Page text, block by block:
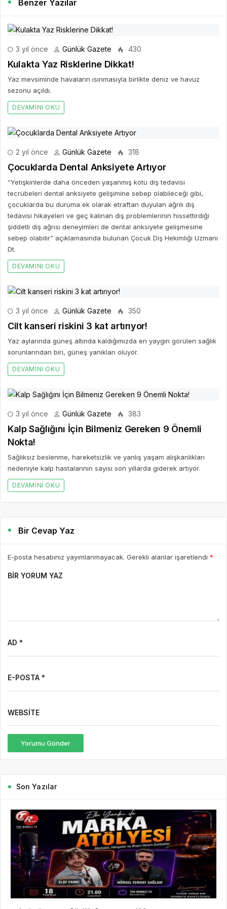
Benzer Yazılar
3 yıl önce Günlük Gazete 430
Kulakta Yaz Risklerine Dikkat!
Yaz mevsiminde havaların ısınmasıyla birlikte deniz ve havuz
sezonu açıldı.
DEVAMINI OKU
2 yıl önce Günlük Gazete 318
Çocuklarda Dental Anksiyete Artıyor
“Yetişkinlerde daha önceden yaşanmış kötü diş tedavisi
tecrübeleri dental anksiyete gelişimine sebep olabileceği gibi,
çocuklarda bu duruma ek olarak etraftan duyulan ağrılı diş
tedavisi hikayeleri ve geç kalınan diş problemlerinin hissettirdiği
şiddetli diş ağrısı deneyimleri de dental anksiyete gelişmesine
sebep olabilir” açıklamasında bulunan Çocuk Diş Hekimliği Uzmanı
Dt.
DEVAMINI OKU
3 yıl önce Günlük Gazete 350
Cilt kanseri riskini 3 kat artırıyor!
Yaz aylarında güneş altında kaldığımızda en yaygın görülen sağlık
sorunlarından biri, güneş yanıkları oluyor.
DEVAMINI OKU
3 yıl önce Günlük Gazete 383
Kalp Sağlığını İçin Bilmeniz Gereken 9 Önemli
Nokta!
Sağlıksız beslenme, hareketsizlik ve yanlış yaşam alışkanlıkları
nedeniyle kalp hastalarının sayısı son yıllarda giderek artıyor.
DEVAMINI OKU
Bir Cevap Yaz
E-posta hesabınız yayımlanmayacak. Gerekli alanlar işaretlendi *
BIR YORUM YAZ
AD *
E-POSTA *
WEBSITE
Yorumu Gönder
Son Yazılar